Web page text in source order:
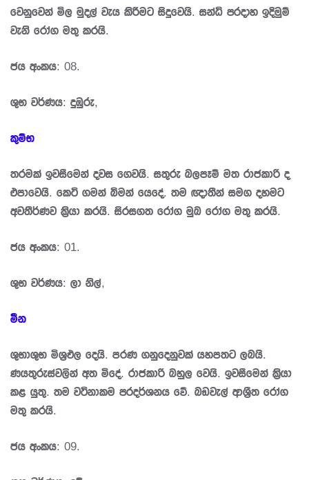
වෙනුවෙන් මිල මුදල් වැය කිරීමට සිදුවෙයි. සන්ධි ප‍්‍රදාහ ඉදිමුම්
වැනි රෝග මතු කරයි.
ජය අංකය: 08.
ශුභ වර්ණය: දුඹුරු,
කුම්භ
තරමක් ඉවසීමෙන් දවස ගෙවයි. සතුරු බලපෑම් මත රාජකාරි ද
එපාවෙයි. කෙටි ගමන් බිමන් යෙදේ. තම ඥාතීන් සමග දහමට
අවතීර්ණව කි‍්‍රයා කරයි. සිරසගත රෝග මුඛ රෝග මතු කරයි.
ජය අංකය: 01.
ශුභ වර්ණය: ලා නිල්,
මීන
ශුභාශුභ මිශ‍්‍රඵල දෙයි. පරණ ගනුදෙනුවක් යහපතට ලබයි.
ණයතුරුස්වලින් අත මිදේ. රාජකාරි බහුල වෙයි. ඉවසීමෙන් කි‍්‍රයා
කළ යුතු. තම වටිනාකම ප‍්‍රදර්ශනය වේ. බඩවැල් ආශී‍්‍රත රෝග
මතු කරයි.
ජය අංකය: 09.